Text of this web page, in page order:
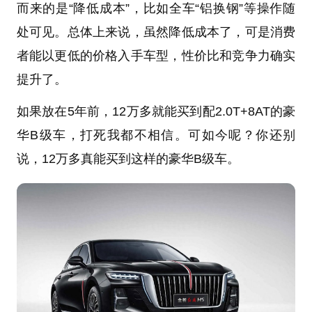
而来的是“降低成本”，比如全车“铝换钢”等操作随
处可见。总体上来说，虽然降低成本了，可是消费
者能以更低的价格入手车型，性价比和竞争力确实
提升了。
如果放在5年前，12万多就能买到配2.0T+8AT的豪
华B级车，打死我都不相信。可如今呢？你还别
说，12万多真能买到这样的豪华B级车。